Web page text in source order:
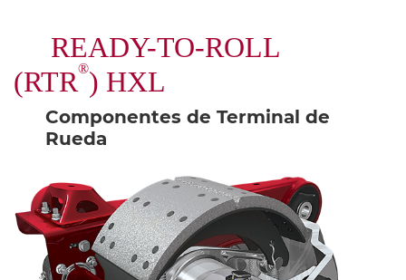
READY-TO-ROLL
(RTR®) HXL
Componentes de Terminal de
Rueda